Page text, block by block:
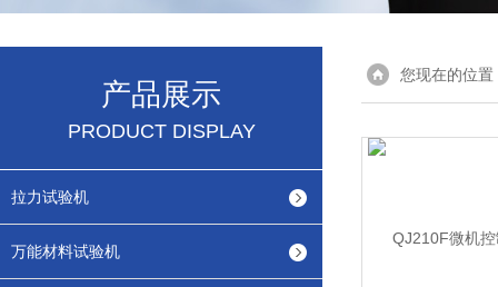
产品展示
PRODUCT DISPLAY
拉力试验机
万能材料试验机
您现在的位置